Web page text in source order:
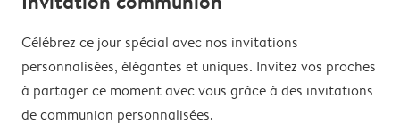
Célébrez ce jour spécial avec nos invitations
personnalisées, élégantes et uniques. Invitez vos proches
à partager ce moment avec vous grâce à des invitations
de communion personnalisées.